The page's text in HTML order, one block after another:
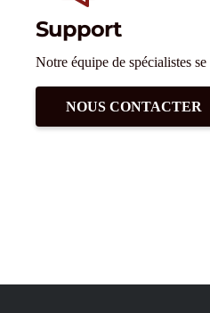
Support
Notre équipe de spécialistes
NOUS CONTACTER